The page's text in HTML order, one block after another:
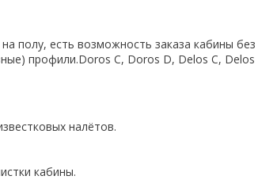
полу, есть возможность заказа кабины без
профили.Doros C, Doros D, Delos C, Delos
налётов.
кабины.